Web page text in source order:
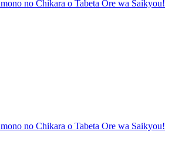
no Chikara o Tabeta Ore wa Saikyou!
no Chikara o Tabeta Ore wa Saikyou!